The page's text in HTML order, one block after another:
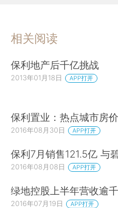
相关阅读
保利地产后千亿挑战
2013年01月18日 APP打开
保利置业：热点城市房
2016年08月30日 APP打开
保利7月销售121.5亿 与
2016年08月08日 APP打开
绿地控股上半年营收逾
2016年07月19日 APP打开